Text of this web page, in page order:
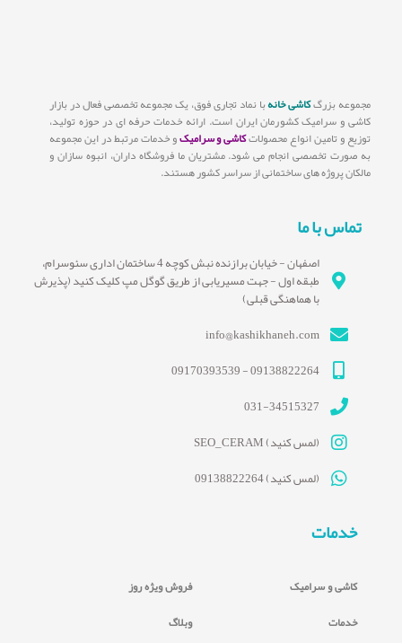
مجموعه بزرگکاشی خانهبا نماد تجاری فوق، یک مجموعه تخصصی فعال در بازار
کاشی و سرامیک کشورمان ایران است. ارائه خدمات حرفه ای در حوزه تولید،
توزیع و تامین انواع محصولاتکاشی و سرامیکو خدمات مرتبط در این مجموعه
به صورت تخصصی انجام می شود. مشتریان ما فروشگاه داران، انبوه سازان و
مالکان پروژه های ساختمانی از سراسر کشور هستند.
تماس با ما
اصفهان - خیابان برازنده نبش کوچه 4 ساختمان اداری سئوسرام،
طبقه اول - جهت مسیریابی از طریق گوگل مپ کلیک کنید (پذیرش
با هماهنگی قبلی)
info@kashikhaneh.com
09138822264 - 09170393539
031-34515327
(لمس کنید) SEO_CERAM
(لمس کنید) 09138822264
خدمات
کاشی و سرامیک
خدمات
فروش ویژه روز
وبلاگ